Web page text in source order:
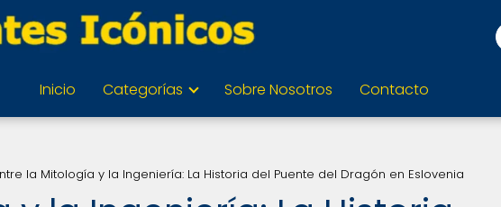
Inicio Categorías Sobre Nosotros Contacto
la Mitología y la Ingeniería: La Historia del Puente del Dragón en Eslovenia